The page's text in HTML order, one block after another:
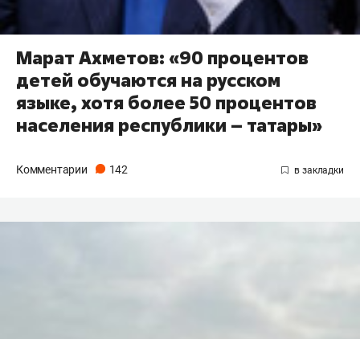
Марат Ахметов: «90 процентов
детей обучаются на русском
языке, хотя более 50 процентов
населения республики – татары»
Комментарии 142